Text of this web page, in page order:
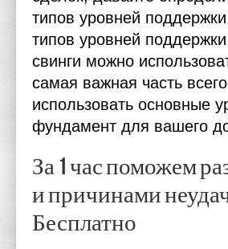
типов уровней
типов уровней
свинги можно
самая важная часть
использовать основные
фундамент для вашего
За 1 час поможем
и причинами
Бесплатно